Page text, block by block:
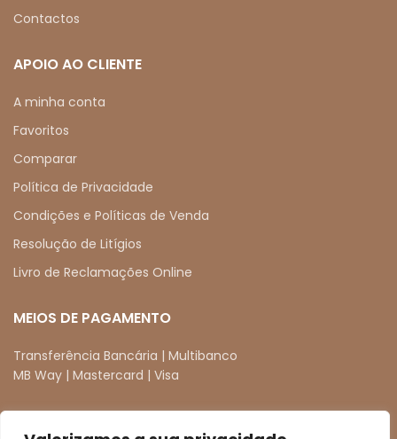
Contactos
APOIO AO CLIENTE
A minha conta
Favoritos
Comparar
Política de Privacidade
Condições e Políticas de Venda
Resolução de Litígios
Livro de Reclamações Online
MEIOS DE PAGAMENTO
Transferência Bancária | Multibanco
MB Way | Mastercard | Visa